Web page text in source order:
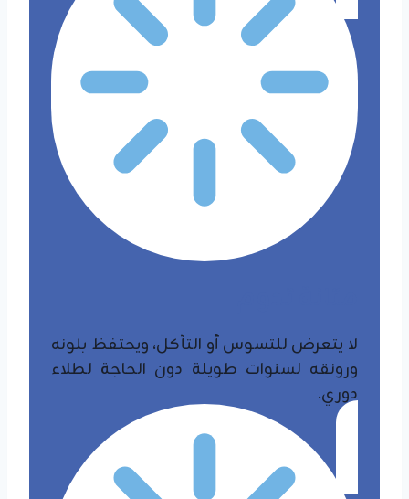
لا يتعرض للتسوس أو التآكل، ويحتفظ بلونه
ورونقه لسنوات طويلة دون الحاجة لطلاء
دوري.